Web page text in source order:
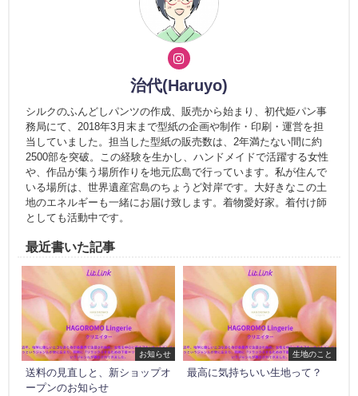
治代(Haruyo)
シルクのふんどしパンツの作成、販売から始まり、初代姫パン事
務局にて、2018年3月末まで型紙の企画や制作・印刷・運営を担
当していました。担当した型紙の販売数は、2年満たない間に約
2500部を突破。この経験を生かし、ハンドメイドで活躍する女性
や、作品が集う場所作りを地元広島で行っています。私が住んで
いる場所は、世界遺産宮島のちょうど対岸です。大好きなこの土
地のエネルギーも一緒にお届け致します。着物愛好家。着付け師
としても活動中です。
最近書いた記事
お知らせ
送料の見直しと、新ショップオ
ープンのお知らせ
生地のこと
最高に気持ちいい生地って？